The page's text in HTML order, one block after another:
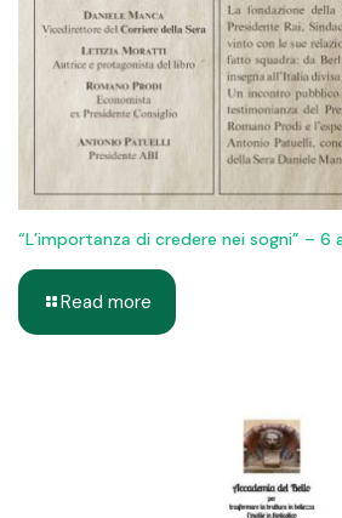
“L’importanza di credere nei sogni” – 6
Read more